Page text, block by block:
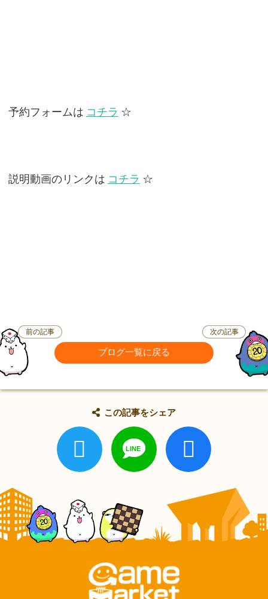
予約フォームは コチラ ☆
説明動画のリンクは コチラ ☆
前の記事
ブログ一覧に戻る
次の記事
この記事をシェア